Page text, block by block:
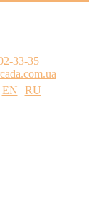
33-35
EN
RU